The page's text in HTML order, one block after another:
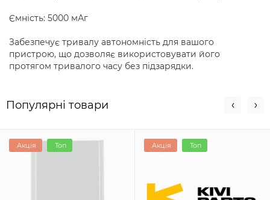
Ємність: 5000 мАг
Забезпечує тривалу автономність для вашого
пристрою, що дозволяє використовувати його
протягом тривалого часу без підзарядки.
Популярні товари
Акція Топ Акція Топ